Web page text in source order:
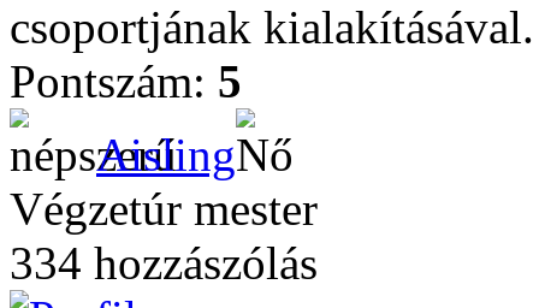
csoportjának kialakításával.
Pontszám: 5
Aisling
Végzetúr mester
334 hozzászólás